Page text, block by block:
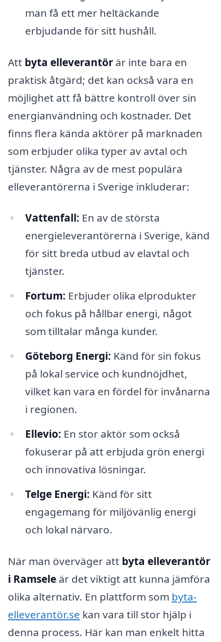
man få ett mer heltäckande
erbjudande för sitt hushåll.
Att byta elleverantör är inte bara en
praktisk åtgärd; det kan också vara en
möjlighet att få bättre kontroll över sin
energianvändning och kostnader. Det
finns flera kända aktörer på marknaden
som erbjuder olika typer av avtal och
tjänster. Några av de mest populära
elleverantörerna i Sverige inkluderar:
Vattenfall: En av de största
energieleverantörerna i Sverige, känd
för sitt breda utbud av elavtal och
tjänster.
Fortum: Erbjuder olika elprodukter
och fokus på hållbar energi, något
som tilltalar många kunder.
Göteborg Energi: Känd för sin fokus
på lokal service och kundnöjdhet,
vilket kan vara en fördel för invånarna
i regionen.
Ellevio: En stor aktör som också
fokuserar på att erbjuda grön energi
och innovativa lösningar.
Telge Energi: Känd för sitt
engagemang för miljövänlig energi
och lokal närvaro.
När man överväger att byta elleverantör
i Ramsele är det viktigt att kunna jämföra
olika alternativ. En plattform som byta-
elleverantör.se kan vara till stor hjälp i
denna process. Här kan man enkelt hitta